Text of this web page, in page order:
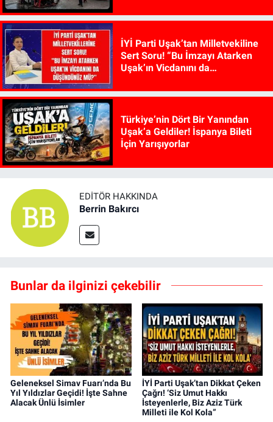
İYİ Parti Uşak’tan Milletvekiline
Sert Soru! “Bu İmzayı Atarken
Uşak’ın Vicdanını da
Türkiye’nin Dört Bir Yanından
Uşak’a Geldiler! İspanya Bileti
İçin Yarışıyorlar
EDITÖR HAKKINDA
Berrin Bakırcı
Bunlar da ilginizi çekebilir
Geleneksel Simav Fuarı’nda Bu
Yıl Yıldızlar Geçidi! İşte Sahne
Alacak Ünlü İsimler
İYİ Parti Uşak’tan Dikkat Çeken
Çağrı! ‘Siz Umut Hakkı
İsteyenlerle, Biz Aziz Türk
Milleti ile Kol Kola”